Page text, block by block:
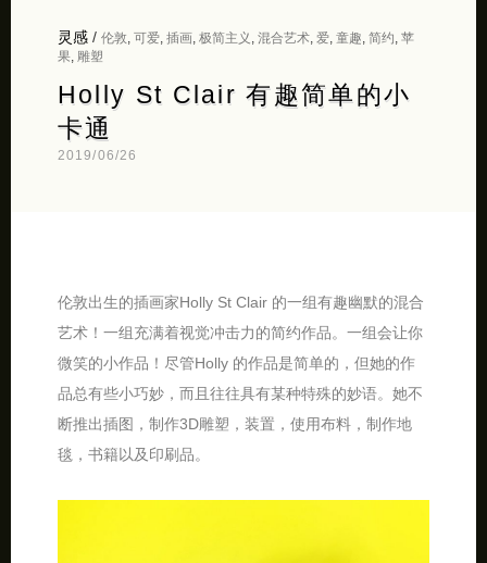
灵感/ 伦敦 可爱, 插画, 极简主义 混合艺术, 爱, 童趣 简约 苹
果, 雕塑
Holly St Clair 有趣简单的小
卡通
2019/06/26
伦敦出生的插画家Holly St Clair 的一组有趣幽默的混合
艺术！一组充满着视觉冲击力的简约作品。一组会让你
微笑的小作品！尽管Holly 的作品是简单的，但她的作
品总有些小巧妙，而且往往具有某种特殊的妙语。她不
断推出插图，制作3D雕塑，装置，使用布料，制作地
毯，书籍以及印刷品。